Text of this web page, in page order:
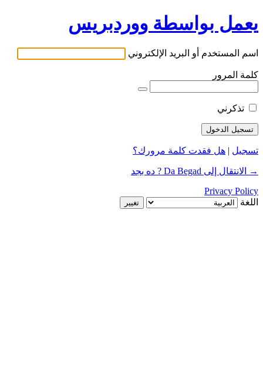
يعمل بواسطة ووردبريس
اسم المستخدم أو البريد الإلكتروني
كلمة المرور
تذكرني
تسجيل | هل فقدت كلمة مرورك؟
→ الانتقال إلى Da Begad ? ده بجد
Privacy Policy
اللغة